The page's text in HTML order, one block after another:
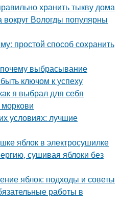
хранить тыкву дома
Вологды популярны
простой способ сохранить
выбрасывание
ключом к успеху
я выбрал для себя
условиях: лучшие
яблок в электросушилке
сушивая яблоки без
яблок: подходы и советы
работы в